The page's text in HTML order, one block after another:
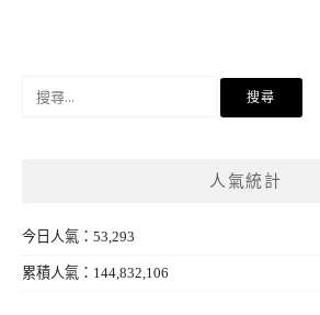
人氣統計
今日人氣：53,293
累積人氣：144,832,106